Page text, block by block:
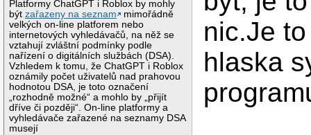
Platformy ChatGPT i Roblox by mohly
býtzařazeny na seznam
mimořádně
velkých on-line platforem nebo
internetových vyhledávačů, na něž se
vztahují zvláštní podmínky podle
nařízení o digitálních službách (DSA).
Vzhledem k tomu, že ChatGPT i Roblox
oznámily počet uživatelů nad prahovou
hodnotou DSA, je toto označení
„rozhodně možné“ a mohlo by „přijít
dříve či později“. On-line platformy a
vyhledávače zařazené na seznamy DSA
musejí
nic.Je
hlaska